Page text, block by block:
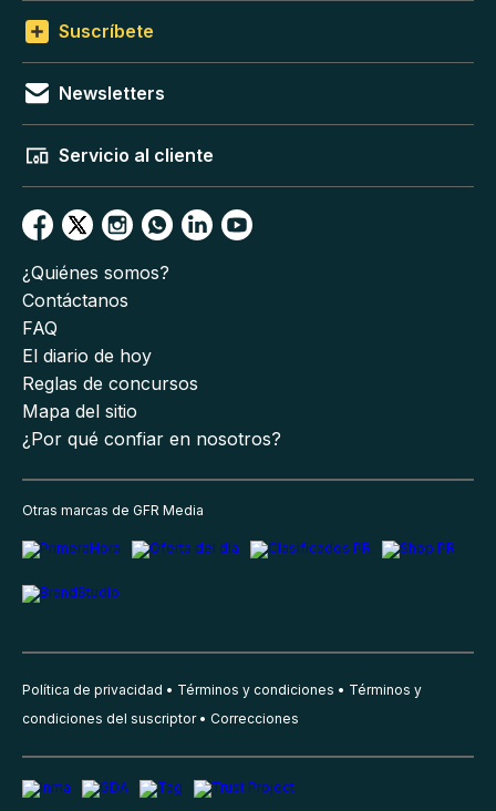
Suscríbete
Newsletters
Servicio al cliente
¿Quiénes somos?
Contáctanos
FAQ
El diario de hoy
Reglas de concursos
Mapa del sitio
¿Por qué confiar en nosotros?
Otras marcas de GFR Media
Política de privacidad Términos y condiciones
Términos y
condiciones del suscriptor
Correcciones